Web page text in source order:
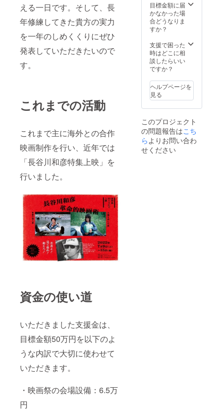
える一日です。そして、長
年修練してきた貴方の実力
を一年のしめくくりにぜひ
発表していただきたいので
す。
これまでの活動
これまで主に海外との合作
映画制作を行い、近年では
「長谷川和彦特集上映」を
行いました。
資金の使い道
いただきました支援金は、
目標金額50万円を以下のよ
うな内訳で大切に使わせて
いただきます。
・映画祭の会場設備：6.5万
円
目標金額に届
かなかった場
合どうなりま
すか？
支援で困った
時はどこに相
談したらいい
ですか？
ヘルプページを
見る
このプロジェクト
の問題報告はこち
らよりお問い合わ
せください